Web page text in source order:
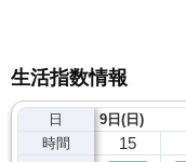
生活指数情報
日
時間
9日(日)
15